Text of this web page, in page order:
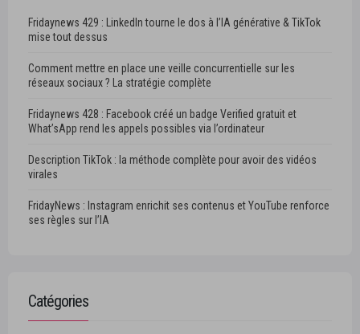
Fridaynews 429 : LinkedIn tourne le dos à l’IA générative & TikTok
mise tout dessus
Comment mettre en place une veille concurrentielle sur les
réseaux sociaux ? La stratégie complète
Fridaynews 428 : Facebook créé un badge Verified gratuit et
What’sApp rend les appels possibles via l’ordinateur
Description TikTok : la méthode complète pour avoir des vidéos
virales
FridayNews : Instagram enrichit ses contenus et YouTube renforce
ses règles sur l’IA
Catégories